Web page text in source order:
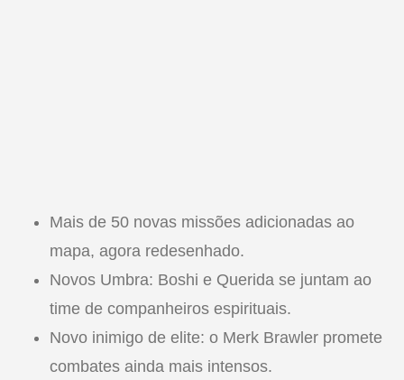
Mais de 50 novas missões adicionadas ao
mapa, agora redesenhado.
Novos Umbra: Boshi e Querida se juntam ao
time de companheiros espirituais.
Novo inimigo de elite: o Merk Brawler promete
combates ainda mais intensos.